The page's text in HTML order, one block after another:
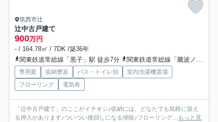
筑西市辻
辻中古戸建て
900万円
- / 164.78㎡ / 7DK /築36年
関東鉄道常総線「黒子」駅 徒歩7分
関東鉄道常総線「騰波ノ江」駅 徒歩43分
専用庭 収納豊富 バス・トイレ別
室内洗濯機置場
フローリング
電気有
「辻中古戸建て」のここがイチオシ♪収納には、どなたでも気軽に扱え
る押入があります♪ついつい後回しになる掃除♪フローリング... もっと見